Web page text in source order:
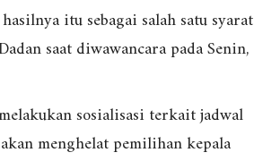
itu sebagai salah satu syarat
saat diwawancara pada Senin,
sosialisasi terkait jadwal
menghelat pemilihan kepala